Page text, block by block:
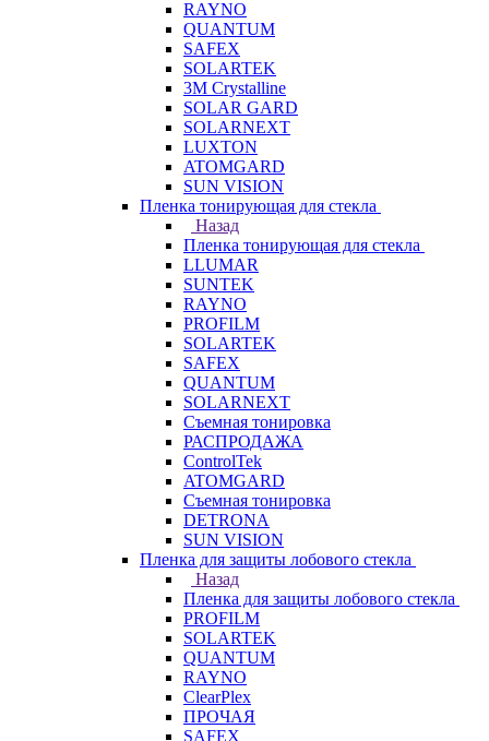
RAYNO
QUANTUM
SAFEX
SOLARTEK
3M Crystalline
SOLAR GARD
SOLARNEXT
LUXTON
ATOMGARD
SUN VISION
Пленка тонирующая для стекла
Назад
Пленка тонирующая для стекла
LLUMAR
SUNTEK
RAYNO
PROFILM
SOLARTEK
SAFEX
QUANTUM
SOLARNEXT
Съемная тонировка
РАСПРОДАЖА
ControlTek
ATOMGARD
Съемная тонировка
DETRONA
SUN VISION
Пленка для защиты лобового стекла
Назад
Пленка для защиты лобового стекла
PROFILM
SOLARTEK
QUANTUM
RAYNO
ClearPlex
ПРОЧАЯ
SAFEX